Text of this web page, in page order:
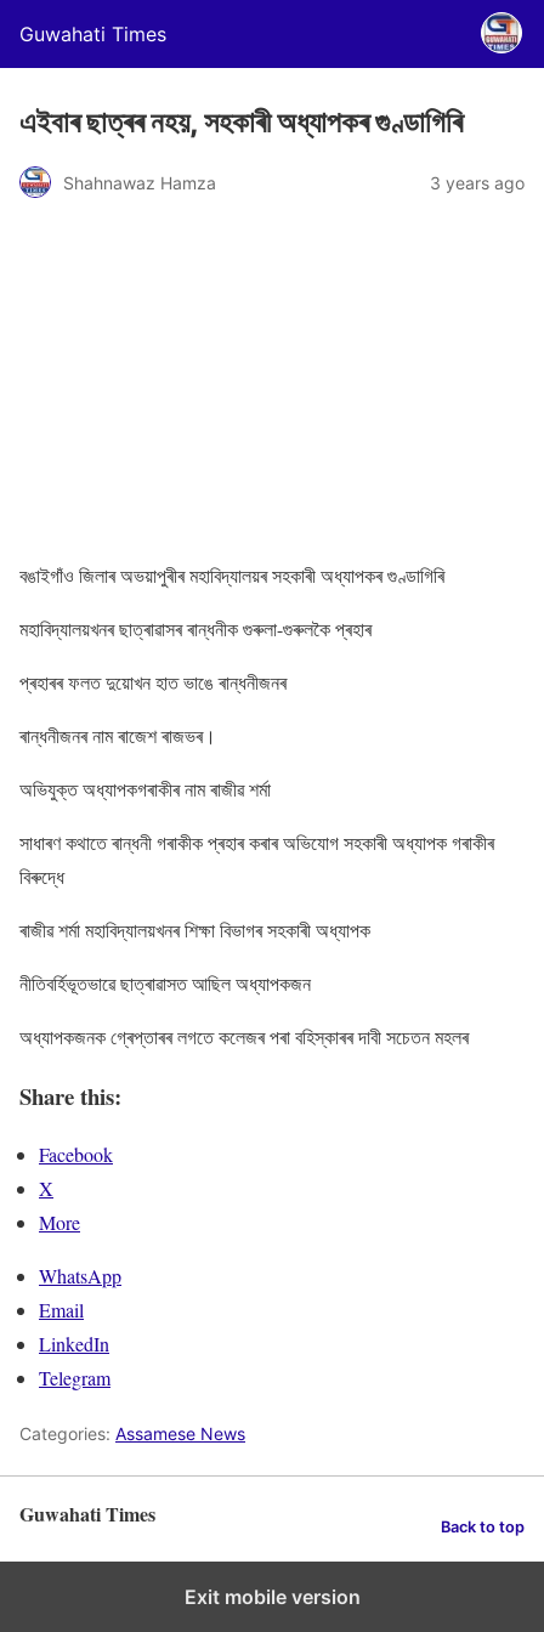
Guwahati Times
এইবাৰ ছাত্ৰৰ নহয়, সহকাৰী অধ্যাপকৰ গুণ্ডাগিৰি
Shahnawaz Hamza 3 years ago
বঙাইগাঁও জিলাৰ অভয়াপুৰীৰ মহাবিদ্যালয়ৰ সহকাৰী অধ্যাপকৰ গুণ্ডাগিৰি
মহাবিদ্যালয়খনৰ ছাত্ৰাৱাসৰ ৰান্ধনীক গুৰুলা-গুৰুলকৈ প্ৰহাৰ
প্ৰহাৰৰ ফলত দুয়োখন হাত ভাঙে ৰান্ধনীজনৰ
ৰান্ধনীজনৰ নাম ৰাজেশ ৰাজভৰ।
অভিযুক্ত অধ্যাপকগৰাকীৰ নাম ৰাজীৱ শৰ্মা
সাধাৰণ কথাতে ৰান্ধনী গৰাকীক প্ৰহাৰ কৰাৰ অভিযোগ সহকাৰী অধ্যাপক গৰাকীৰ
বিৰুদ্ধে
ৰাজীৱ শৰ্মা মহাবিদ্যালয়খনৰ শিক্ষা বিভাগৰ সহকাৰী অধ্যাপক
নীতিবৰ্হিভূতভাৱে ছাত্ৰাৱাসত আছিল অধ্যাপকজন
অধ্যাপকজনক গ্ৰেপ্তাৰৰ লগতে কলেজৰ পৰা বহিস্কাৰৰ দাবী সচেতন মহলৰ
Share this:
Facebook
X
More
WhatsApp
Email
LinkedIn
Telegram
Categories: Assamese News
Guwahati Times Back to top
Exit mobile version